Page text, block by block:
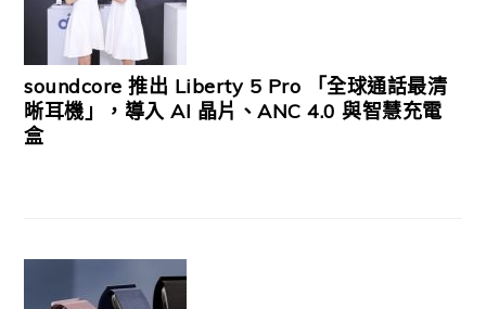
soundcore 推出 Liberty 5 Pro 「全球通話最清
晰耳機」，導入 AI 晶片、ANC 4.0 與智慧充電
盒